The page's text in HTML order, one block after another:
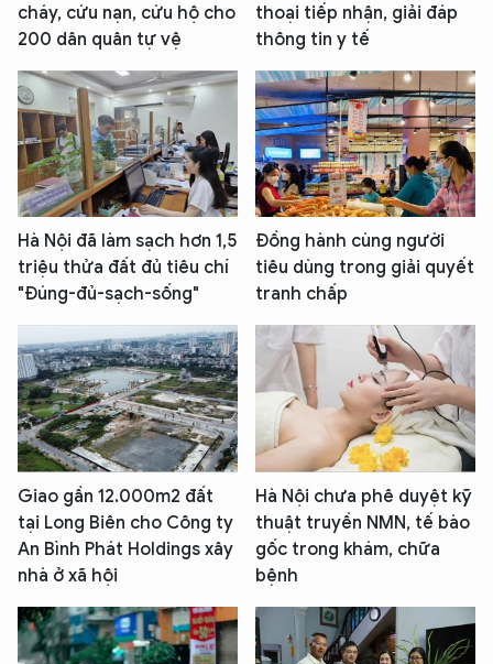
cháy, cứu nạn, cứu hộ cho
200 dân quân tự vệ
thoại tiếp nhận, giải đáp
thông tin y tế
Hà Nội đã làm sạch hơn 1,5
triệu thửa đất đủ tiêu chí
"Đúng-đủ-sạch-sống"
Đồng hành cùng người
tiêu dùng trong giải quyết
tranh chấp
Giao gần 12.000m2 đất
tại Long Biên cho Công ty
An Bình Phát Holdings xây
nhà ở xã hội
Hà Nội chưa phê duyệt kỹ
thuật truyền NMN, tế bào
gốc trong khám, chữa
bệnh